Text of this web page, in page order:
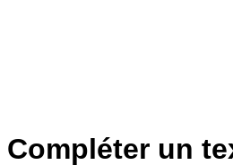
Compléter un